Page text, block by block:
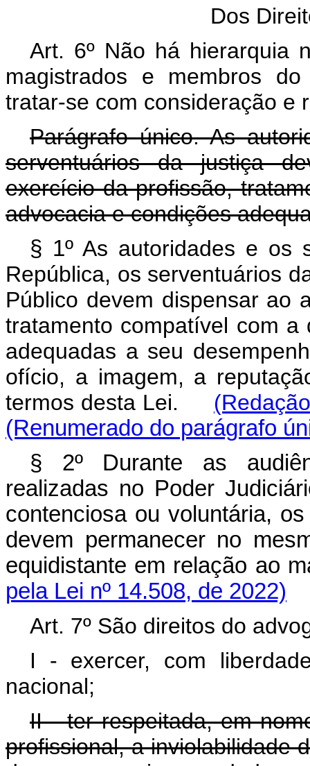
Dos
Art. 6º Não há hierarquia
magistrados e membros
tratar-se com consideração e
Parágrafo único. As
serventuários da justiça
exercício da profissão,
advocacia e condições
§ 1º As autoridades e os
República, os serventuários
Público devem dispensar ao
tratamento compatível com
adequadas a seu
ofício, a imagem, a
termos desta Lei.
(Renumerado do parágrafo
§ 2º Durante as
realizadas no Poder
contenciosa ou voluntária,
devem permanecer no
equidistante em relação ao
pela Lei nº 14.508, de 2022)
Art. 7º São direitos do
I - exercer, com
nacional;
II - ter respeitada, em
profissional, a inviolabilidade